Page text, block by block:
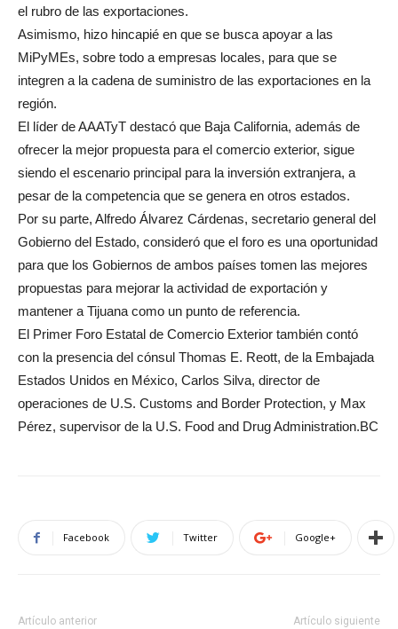
el rubro de las exportaciones.
Asimismo, hizo hincapié en que se busca apoyar a las
MiPyMEs, sobre todo a empresas locales, para que se
integren a la cadena de suministro de las exportaciones en la
región.
El líder de AAATyT destacó que Baja California, además de
ofrecer la mejor propuesta para el comercio exterior, sigue
siendo el escenario principal para la inversión extranjera, a
pesar de la competencia que se genera en otros estados.
Por su parte, Alfredo Álvarez Cárdenas, secretario general del
Gobierno del Estado, consideró que el foro es una oportunidad
para que los Gobiernos de ambos países tomen las mejores
propuestas para mejorar la actividad de exportación y
mantener a Tijuana como un punto de referencia.
El Primer Foro Estatal de Comercio Exterior también contó
con la presencia del cónsul Thomas E. Reott, de la Embajada
Estados Unidos en México, Carlos Silva, director de
operaciones de U.S. Customs and Border Protection, y Max
Pérez, supervisor de la U.S. Food and Drug Administration.BC
Facebook Twitter Google+
Artículo anterior Artículo siguiente